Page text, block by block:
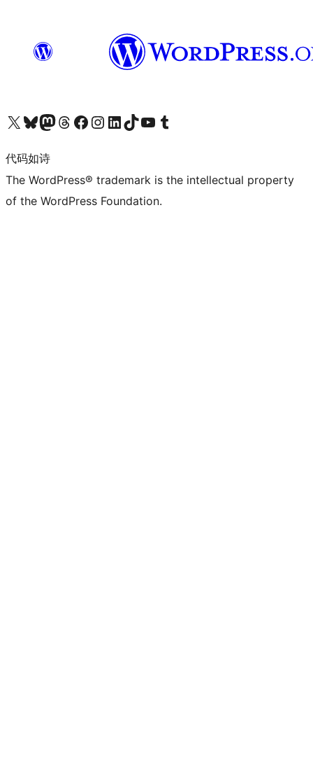
关注我们的 X（原 Twitter）账号访问我们的 Bluesky 账号关注我们的 Mastodon 账号访问我们的 Threads 账号 访问我们的 Facebook 公共主页关注我们的 Instagram 账号 关注我们的 LinkedIn 主页访问我们的 TikTok 账号访问我们的 YouTube 频道 访问我们的 Tumblr 账号
代码如诗
The WordPress® trademark is the intellectual property
of the WordPress Foundation.